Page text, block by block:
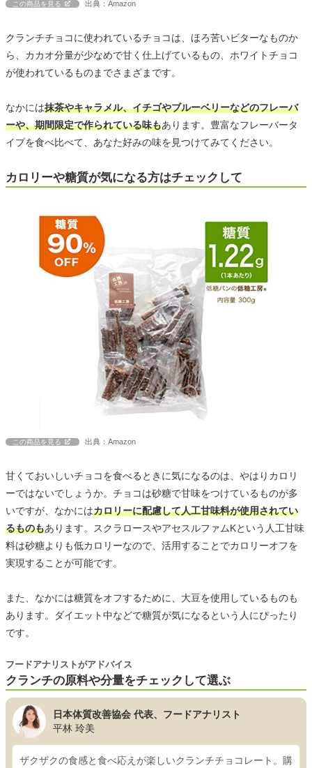
この商品を見る 出典：Amazon
クランチチョコに使われているチョコは、ほろ苦いビターなものか
ら、カカオ分量が少なめで甘く仕上げているもの、ホワイトチョコ
が使われているものまでさまざまです。
なかには抹茶やキャラメル、イチゴやブルーベリーなどのフレーバ
ーや、期間限定で作られている味もあります。豊富なフレーバータ
イプを食べ比べて、あなた好みの味を見つけてみてください。
カロリーや糖質が気になる方はチェックして
この商品を見る 出典：Amazon
甘くておいしいチョコを食べるときに気になるのは、やはりカロリ
ーではないでしょうか。チョコは砂糖で甘味をつけているものが多
いですが、なかにはカロリーに配慮して人工甘味料が使用されてい
るものもあります。スクラロースやアセスルファムKという人工甘味
料は砂糖よりも低カロリーなので、活用することでカロリーオフを
実現することが可能です。
また、なかには糖質をオフするために、大豆を使用しているものも
あります。ダイエット中などで糖質が気になるという人にぴったり
です。
クランチの原料や分量をチェックして選ぶ
フードアナリストがアドバイス
日本体質改善協会 代表、フードアナリスト
平林 玲美
ザクザクの食感と食べ応えが楽しいクランチチョコレート。購